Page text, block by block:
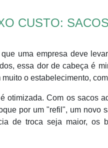
CUSTO:
uma empresa deve
essa dor de cabeça é
o estabelecimento,
otimizada. Com os sacos
por um "refil", um novo
de troca seja maior, os